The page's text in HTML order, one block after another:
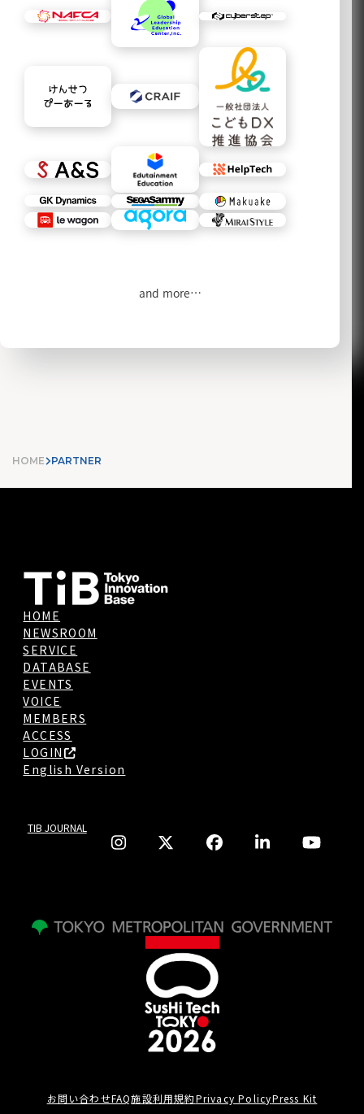
and more…
HOME PARTNER
HOME
NEWSROOM
SERVICE
DATABASE
EVENTS
VOICE
MEMBERS
ACCESS
LOGIN
English Version
TIB JOURNAL
お問い合わせFAQ施設利用規約Privacy PolicyPress Kit